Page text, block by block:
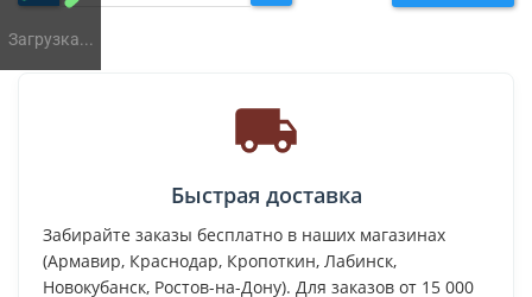
Загрузка...
Быстрая доставка
Забирайте заказы бесплатно в наших магазинах
(Армавир, Краснодар, Кропоткин, Лабинск,
Новокубанск, Ростов-на-Дону). Для заказов от 15 000